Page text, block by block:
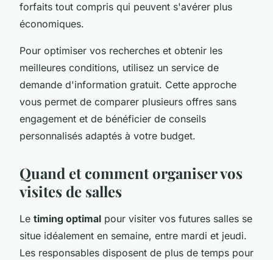
forfaits tout compris qui peuvent s'avérer plus
économiques.
Pour optimiser vos recherches et obtenir les
meilleures conditions, utilisez un service de
demande d'information gratuit. Cette approche
vous permet de comparer plusieurs offres sans
engagement et de bénéficier de conseils
personnalisés adaptés à votre budget.
Quand et comment organiser vos
visites de salles
Le timing optimal pour visiter vos futures salles se
situe idéalement en semaine, entre mardi et jeudi.
Les responsables disposent de plus de temps pour